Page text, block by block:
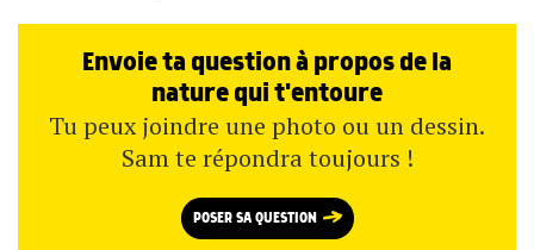
Envoie ta question à propos de la
nature qui t'entoure
Tu peux joindre une photo ou un dessin.
Sam te répondra toujours !
POSER SA QUESTION